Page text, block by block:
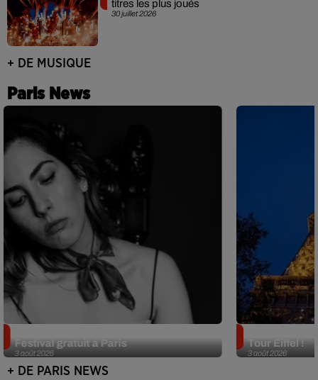
30 juillet 2026
titres les plus joués
+ DE MUSIQUE
Paris News
3 août 2026
Festival gratuit à Paris
3 août 2026
Tour Eiffel !
+ DE PARIS NEWS